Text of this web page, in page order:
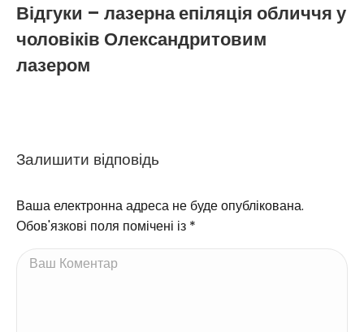
Відгуки – лазерна епіляція обличчя у
чоловіків Олександритовим
лазером
Залишити відповідь
Ваша електронна адреса не буде опублікована.
Обов'язкові поля помічені із *
Ваш Коментар